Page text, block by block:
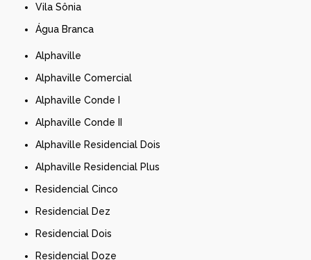
Vila Sônia
Água Branca
Alphaville
Alphaville Comercial
Alphaville Conde I
Alphaville Conde II
Alphaville Residencial Dois
Alphaville Residencial Plus
Residencial Cinco
Residencial Dez
Residencial Dois
Residencial Doze